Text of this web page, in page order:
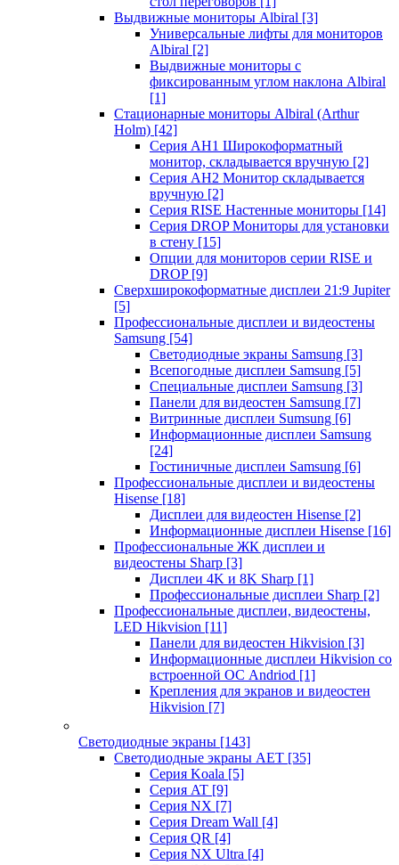
Выдвижные мониторы Albiral [3]
Универсальные лифты для мониторов
Albiral [2]
Выдвижные мониторы с
фиксированным углом наклона Albiral
[1]
Стационарные мониторы Albiral (Arthur
Holm) [42]
Серия AH1 Широкоформатный
монитор, складывается вручную [2]
Серия AH2 Монитор складывается
вручную [2]
Серия RISE Настенные мониторы [14]
Серия DROP Мониторы для установки
в стену [15]
Опции для мониторов серии RISE и
DROP [9]
Сверхширокоформатные дисплеи 21:9 Jupiter
[5]
Профессиональные дисплеи и видеостены
Samsung [54]
Светодиодные экраны Samsung [3]
Всепогодные дисплеи Samsung [5]
Специальные дисплеи Samsung [3]
Панели для видеостен Samsung [7]
Витринные дисплеи Sumsung [6]
Информационные дисплеи Samsung
[24]
Гостиничные дисплеи Samsung [6]
Профессиональные дисплеи и видеостены
Hisense [18]
Дисплеи для видеостен Hisense [2]
Информационные дисплеи Hisense [16]
Профессиональные ЖК дисплеи и
видеостены Sharp [3]
Дисплеи 4K и 8K Sharp [1]
Профессиональные дисплеи Sharp [2]
Профессиональные дисплеи, видеостены,
LED Hikvision [11]
Панели для видеостен Hikvision [3]
Информационные дисплеи Hikvision со
встроенной ОС Andriod [1]
Крепления для экранов и видеостен
Hikvision [7]
Светодиодные экраны [143]
Светодиодные экраны AET [35]
Cерия Koala [5]
Серия AT [9]
Серия NX [7]
Серия Dream Wall [4]
Серия QR [4]
Серия NX Ultra [4]